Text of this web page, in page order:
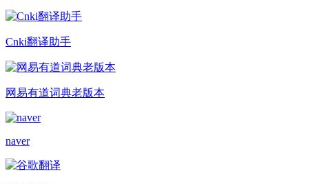
Cnki翻译助手
网易有道词典老版本
naver